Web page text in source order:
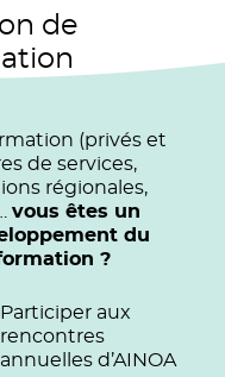
de
(privés et
de services,
régionales,
vous êtes un
du
?
Participer aux
rencontres
annuelles d’AINOA